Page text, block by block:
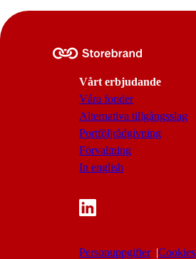
Vårt erbjudande
Våra fonder
Alternativa tillgångsslag
Portföljrådgivning
Förvaltning
In english
Personuppgifter Cookies